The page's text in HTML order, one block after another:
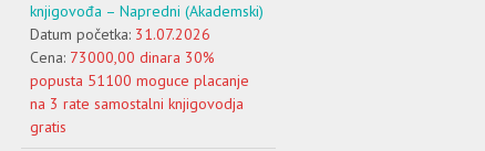
knjigovođa – Napredni (Akademski)
Datum početka: 31.07.2026
Cena: 73000,00 dinara 30%
popusta 51100 moguce placanje
na 3 rate samostalni knjigovodja
gratis